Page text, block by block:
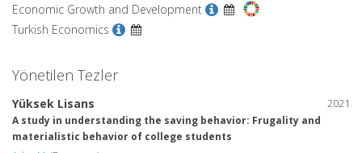
Economic Growth and Development
Turkish Economics
Yönetilen Tezler
2021
Yüksek Lisans
A study in understanding the saving behavior: Frugality and
materialistic behavior of college students